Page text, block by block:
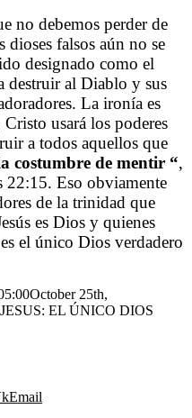
no debemos perder de
dioses falsos aún no se
designado como el
destruir al Diablo y sus
La ironía es
usará los poderes
a todos aquellos que
costumbre de mentir “,
22:15. Eso obviamente
de la trinidad que
es Dios y quienes
el único Dios verdadero
October 25th,
EL ÚNICO DIOS
Email